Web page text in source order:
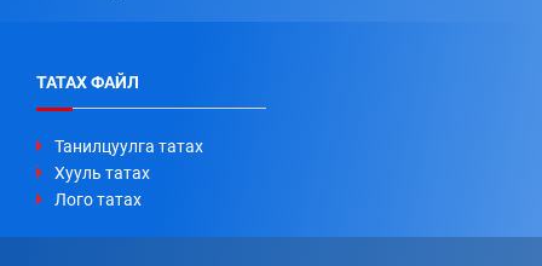
ТАТАХ ФАЙЛ
Танилцуулга татах
Хууль татах
Лого татах